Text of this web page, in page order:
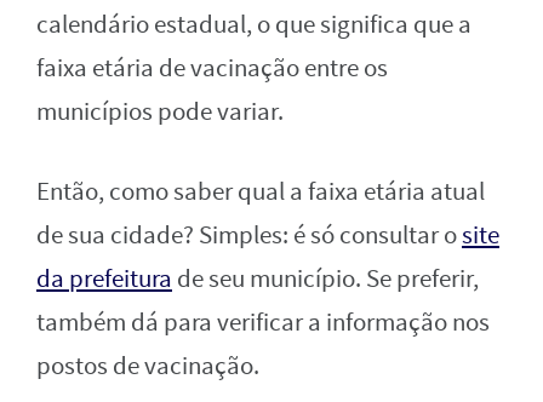
calendário estadual, o que significa que a
faixa etária de vacinação entre os
municípios pode variar.
Então, como saber qual a faixa etária atual
de sua cidade? Simples: é só consultar osite
da prefeitura de seu município. Se preferir,
também dá para verificar a informação nos
postos de vacinação.